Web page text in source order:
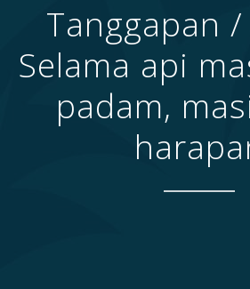
Tanggapan
Selama api
padam,